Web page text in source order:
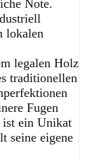
Note.
lokalen
legalen Holz
traditionellen
Fugen
ist ein Unikat
seine eigene